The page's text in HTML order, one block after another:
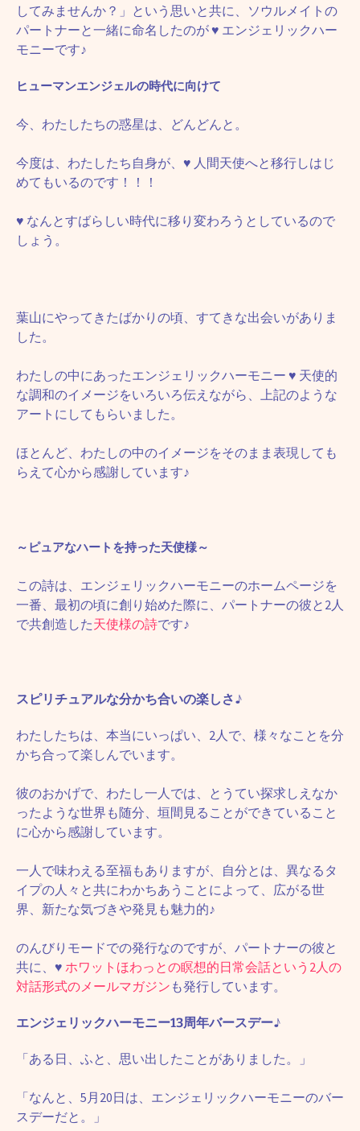
してみませんか？」という思いと共に、ソウルメイトの
パートナーと一緒に命名したのが ♥ エンジェリックハー
モニーです♪
ヒューマンエンジェルの時代に向けて
今、わたしたちの惑星は、どんどんと。
今度は、わたしたち自身が、 ♥ 人間天使へと移行しはじ
めてもいるのです！！！
♥ なんとすばらしい時代に移り変わろうとしているので
しょう。
葉山にやってきたばかりの頃、すてきな出会いがありま
した。
わたしの中にあったエンジェリックハーモニー ♥ 天使的
な調和のイメージをいろいろ伝えながら、上記のような
アートにしてもらいました。
ほとんど、わたしの中のイメージをそのまま表現しても
らえて心から感謝しています♪
～ピュアなハートを持った天使様～
この詩は、エンジェリックハーモニーのホームページを
一番、最初の頃に創り始めた際に、パートナーの彼と2人
で共創造した天使様の詩です♪
スピリチュアルな分かち合いの楽しさ♪
わたしたちは、本当にいっぱい、2人で、様々なことを分
かち合って楽しんでいます。
彼のおかげで、わたし一人では、とうてい探求しえなか
ったような世界も随分、垣間見ることができていること
に心から感謝しています。
一人で味わえる至福もありますが、自分とは、異なるタ
イプの人々と共にわかちあうことによって、広がる世
界、新たな気づきや発見も魅力的♪
のんびりモードでの発行なのですが、パートナーの彼と
共に、 ♥ ホワットほわっとの瞑想的日常会話という2人の
対話形式のメールマガジン も発行しています。
エンジェリックハーモニー13周年バースデー♪
「ある日、ふと、思い出したことがありました。」
「なんと、5月20日は、エンジェリックハーモニーのバー
スデーだと。」